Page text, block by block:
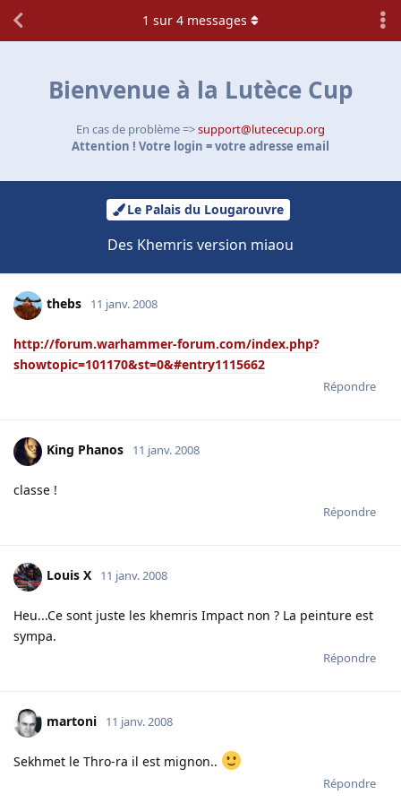
Bienvenue à la Lutèce Cup
En cas de problème =>support@lutececup.org
Attention ! Votre login = votre adresse email
Le Palais du Lougarouvre
Des Khemris version miaou
1 sur 4 messages
thebs 11 janv. 2008
http://forum.warhammer-forum.com/index.php?
showtopic=101170&st=0&#entry1115662
Répondre
King Phanos 11 janv. 2008
classe !
Répondre
Louis X 11 janv. 2008
Heu...Ce sont juste les khemris Impact non ? La peinture est
sympa.
Répondre
martoni 11 janv. 2008
Sekhmet le Thro-ra il est mignon..
Répondre